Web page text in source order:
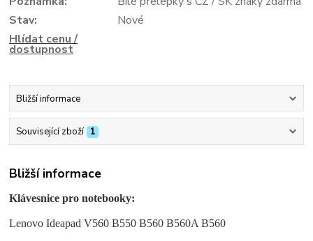
Stav:
Nové
Hlídat cenu /
dostupnost
Bližší informace
Související zboží 1
Bližší informace
Klávesnice pro notebooky:
Lenovo Ideapad V560 B550 B560 B560A B560